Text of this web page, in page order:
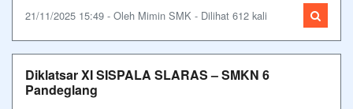
21/11/2025 15:49 - Oleh Mimin SMK - Dilihat 612 kali
Diklatsar XI SISPALA SLARAS – SMKN 6
Pandeglang